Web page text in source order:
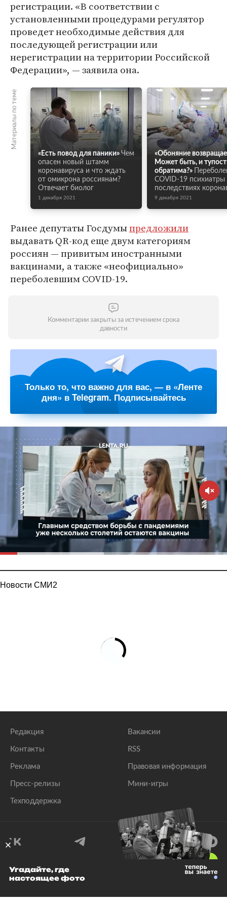
регистрации. «В соответствии с
установленными процедурами регулятор
проведет необходимые действия для
последующей регистрации или
нерегистрации на территории Российской
Федерации», — заявила она.
Материалы по теме
«Есть повод для паники» Чем
опасен новый штамм
коронавируса и что ждать
от омикрона россиянам?
Отвечает биолог
1 декабря 2021
«Обоняние
Может быть, и
обратима?»
COVID-19
последствиях
9 декабря 2021
Ранее депутаты Госдумыпредложили
выдавать QR-код еще двум категориям
россиян — привитым иностранными
вакцинами, а также «неофициально»
переболевшим COVID-19.
Комментарии закрыты за истечением срока
давности
Только то, что важно для вас, — в «Ленте
дня» в Telegram. Подписывайтесь
Новости СМИ2
Редакция
Контакты
Реклама
Пресс-релизы
Техподдержка
Вакансии
RSS
Правовая информация
Мини-игры
© 1999–2026 Все права защищены.
Угадайте, где
настоящее фото